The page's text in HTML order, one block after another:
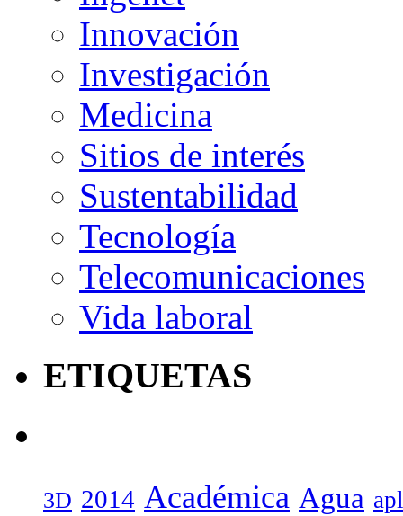
Innovación
Investigación
Medicina
Sitios de interés
Sustentabilidad
Tecnología
Telecomunicaciones
Vida laboral
ETIQUETAS
3D 2014 Académica Agua